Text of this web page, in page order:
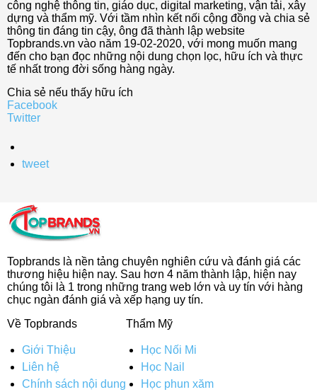
công nghệ thông tin, giáo dục, digital marketing, vận tải, xây
dựng và thẩm mỹ. Với tầm nhìn kết nối cộng đồng và chia sẻ
thông tin đáng tin cậy, ông đã thành lập website
Topbrands.vn vào năm 19-02-2020, với mong muốn mang
đến cho bạn đọc những nội dung chọn lọc, hữu ích và thực
tế nhất trong đời sống hàng ngày.
Chia sẻ nếu thấy hữu ích
Facebook
Twitter
tweet
Topbrands là nền tảng chuyên nghiên cứu và đánh giá các
thương hiệu hiện nay. Sau hơn 4 năm thành lập, hiện nay
chúng tôi là 1 trong những trang web lớn và uy tín với hàng
chục ngàn đánh giá và xếp hạng uy tín.
Về Topbrands
Giới Thiệu
Liên hệ
Chính sách nội dung
Thẩm Mỹ
Học Nối Mi
Học Nail
Học phun xăm